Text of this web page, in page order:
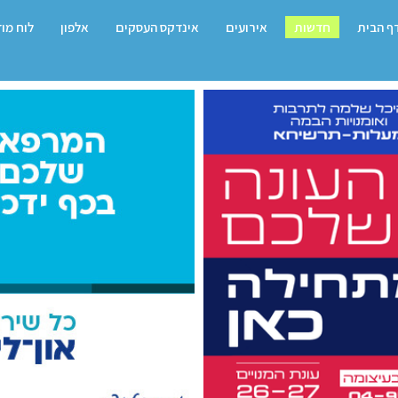
הבית חדשות אירועים אינדקס העסקים אלפון לוח